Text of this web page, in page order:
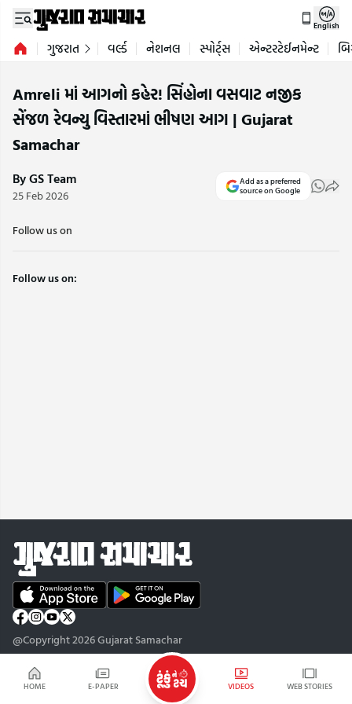
HOME E-PAPER VIDEOS WEB STORIES
English
ગુજરાત વર્લ્ડ નેશનલ સ્પોર્ટ્સ એન્ટરટેઈનમેન્ટ
Amreli માં આગનો કહેર! સિંહોના વસવાટ નજીક
સેંજળ રેવન્યુ વિસ્તારમાં ભીષણ આગ | Gujarat
Samachar
By GS Team
25 Feb 2026
Add as a preferred
source on Google
Follow us on
Follow us on:
@Copyright 2026 Gujarat Samachar